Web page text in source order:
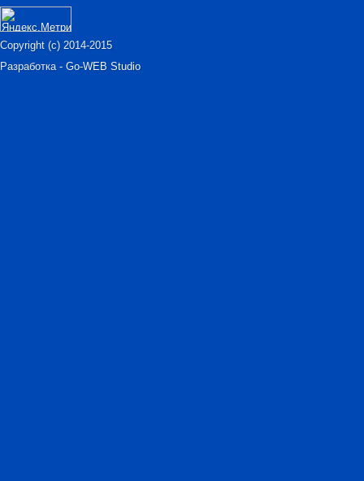
Copyright (c) 2014-2015
Разработка - Go-WEB Studio